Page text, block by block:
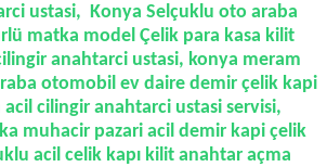
ustasi, Konya Selçuklu oto araba
matka model Çelik para kasa kilit
anahtarci ustasi, konya meram
otomobil ev daire demir çelik kapi
cilingir anahtarci ustasi servisi,
muhacir pazari acil demir kapi çelik
acil celik kapı kilit anahtar açma